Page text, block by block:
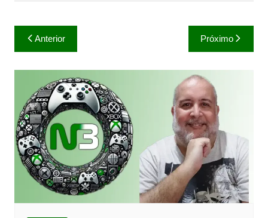
Navegação
de
Post
Anterior Próximo